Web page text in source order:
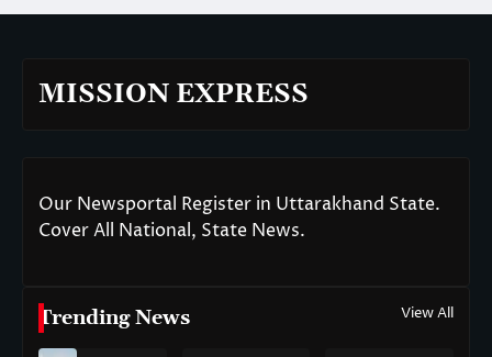
MISSION EXPRESS
Our Newsportal Register in Uttarakhand State.
Cover All National, State News.
Trending News View All